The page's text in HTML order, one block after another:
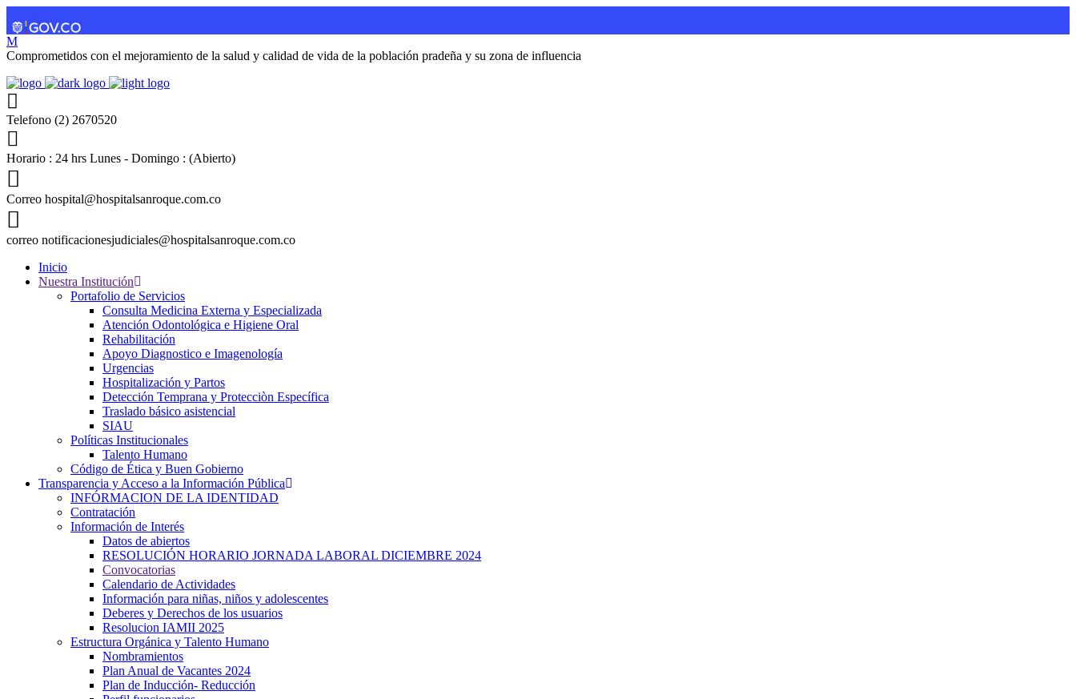
Comprometidos con el mejoramiento de la salud y calidad de vida de la población pradeña y su zona de influencia
Telefono (2) 2670520
Horario : 24 hrs Lunes - Domingo : (Abierto)
Correo hospital@hospitalsanroque.com.co
correo notificacionesjudiciales@hospitalsanroque.com.co
Inicio
Nuestra Institución
Portafolio de Servicios
Consulta Medicina Externa y Especializada
Atención Odontológica e Higiene Oral
Rehabilitación
Apoyo Diagnostico e Imagenología
Urgencias
Hospitalización y Partos
Detección Temprana y Protecciòn Específica
Traslado básico asistencial
SIAU
Políticas Institucionales
Talento Humano
Código de Ética y Buen Gobierno
Transparencia y Acceso a la Información Pública
INFÓRMACION DE LA IDENTIDAD
Contratación
Información de Interés
Datos de abiertos
RESOLUCIÓN HORARIO JORNADA LABORAL DICIEMBRE 2024
Convocatorias
Calendario de Actividades
Información para niñas, niños y adolescentes
Deberes y Derechos de los usuarios
Resolucion IAMII 2025
Estructura Orgánica y Talento Humano
Nombramientos
Plan Anual de Vacantes 2024
Plan de Inducción- Reducción